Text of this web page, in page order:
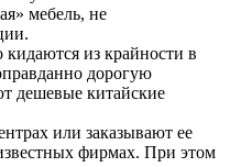
мебель, не
кидаются из крайности в
дорогую
дешевые китайские
или заказывают ее
фирмах. При этом